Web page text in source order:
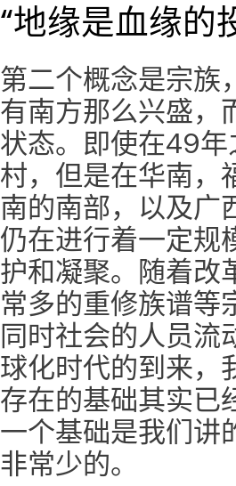
“地缘是血缘的
第二个概念是宗族
有南方那么兴盛，
状态。即使在49
村，但是在华南，
南的南部，以及广
仍在进行着一定规
护和凝聚。随着改
常多的重修族谱等
同时社会的人员流
球化时代的到来，
存在的基础其实已
一个基础是我们讲
非常少的。